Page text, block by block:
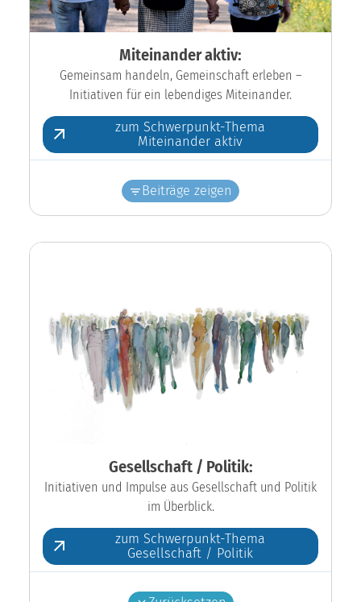
Miteinander aktiv:
Gemeinsam handeln, Gemeinschaft erleben –
Initiativen für ein lebendiges Miteinander.
zum Schwerpunkt-Thema
Miteinander aktiv
Beiträge zeigen
Gesellschaft / Politik:
Initiativen und Impulse aus Gesellschaft und Politik
im Überblick.
zum Schwerpunkt-Thema
Gesellschaft / Politik
Zurücksetzen